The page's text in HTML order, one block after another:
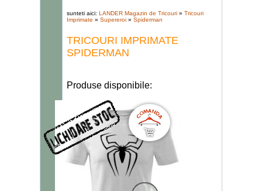
sunteti aici: LANDER Magazin de Tricouri » Tricouri
Imprimate » Supereroi » Spiderman
TRICOURI IMPRIMATE
SPIDERMAN
Produse disponibile: